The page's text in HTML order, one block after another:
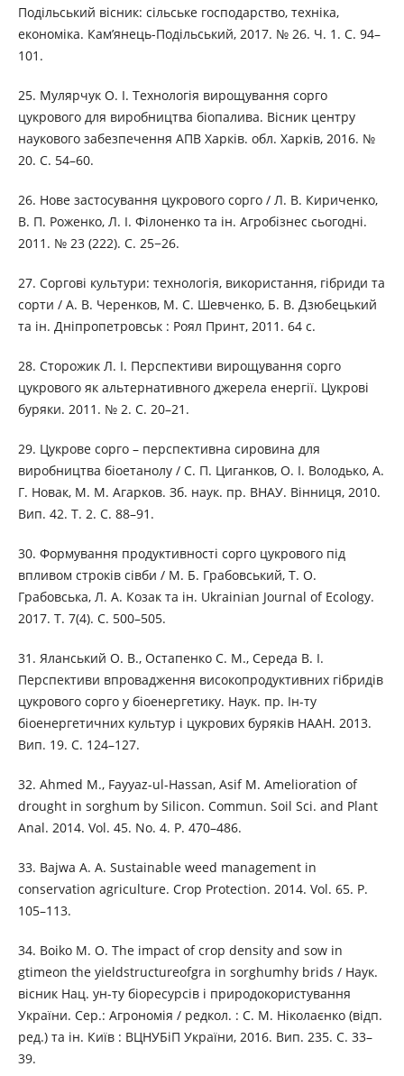
Подільський вісник: сільське господарство, техніка,
економіка. Кам’янець-Подільський, 2017. № 26. Ч. 1. С. 94–
101.
25. Мулярчук О. І. Технологія вирощування сорго
цукрового для виробництва біопалива. Вісник центру
наукового забезпечення АПВ Харків. обл. Харків, 2016. №
20. С. 54–60.
26. Нове застосування цукрового сорго / Л. В. Кириченко,
В. П. Роженко, Л. І. Філоненко та ін. Агробізнес сьогодні.
2011. № 23 (222). С. 25−26.
27. Соргові культури: технологія, використання, гібриди та
сорти / А. В. Черенков, М. С. Шевченко, Б. В. Дзюбецький
та ін. Дніпропетровськ : Роял Принт, 2011. 64 с.
28. Сторожик Л. І. Перспективи вирощування сорго
цукрового як альтернативного джерела енергії. Цукрові
буряки. 2011. № 2. С. 20–21.
29. Цукрове сорго – перспективна сировина для
виробництва біоетанолу / С. П. Циганков, О. І. Володько, А.
Г. Новак, М. М. Агарков. Зб. наук. пр. ВНАУ. Вінниця, 2010.
Вип. 42. Т. 2. С. 88–91.
30. Формування продуктивності сорго цукрового під
впливом строків сівби / М. Б. Грабовський, Т. О.
Грабовська, Л. А. Козак та ін. Ukrainian Journal of Ecology.
2017. Т. 7(4). С. 500–505.
31. Яланський О. В., Остапенко С. М., Середа В. І.
Перспективи впровадження високопродуктивних гібридів
цукрового сорго у біоенергетику. Наук. пр. Ін-ту
біоенергетичних культур і цукрових буряків НААН. 2013.
Вип. 19. С. 124–127.
32. Ahmed M., Fayyaz-ul-Hassan, Asif M. Amelioration of
drought in sorghum by Silicon. Commun. Soil Sci. and Plant
Anal. 2014. Vol. 45. No. 4. Р. 470–486.
33. Bajwa A. A. Sustainable weed management in
conservation agriculture. Crop Protection. 2014. Vol. 65. Р.
105–113.
34. Bоikо М. О. The impact of crop density and sow in
gtimeon the yieldstructureofgra in sorghumhy brids / Наук.
вісник Нац. ун-ту біоресурсів і природокористування
України. Сер.: Агрономія / редкол. : С. М. Ніколаєнко (відп.
ред.) та ін. Київ : ВЦНУБіП України, 2016. Вип. 235. С. 33–
39.